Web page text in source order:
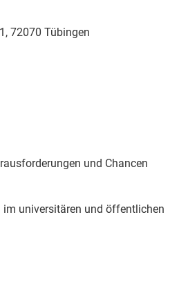
72070 Tübingen
und Chancen
universitären und öffentlichen